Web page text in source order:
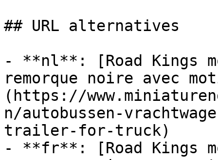
## URL alternatives
- **nl**: [Road Kings
remorque noire avec
(https://
n/autobussen-
trailer-for-truck)
- **fr**: [Road Kings